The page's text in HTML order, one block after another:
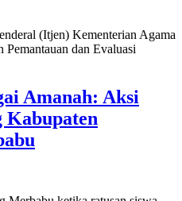
(Itjen) Kementerian Agama
Pemantauan dan Evaluasi
Amanah: Aksi
Kabupaten